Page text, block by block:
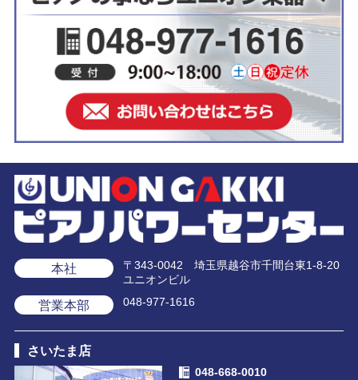
本社
〒343-0042 埼玉県越谷市千間台東1-8-20
ユニオンビル
営業本部 048-977-1616
さいたま店
048-668-0010